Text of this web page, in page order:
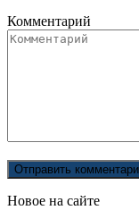
Комментарий
Новое на сайте